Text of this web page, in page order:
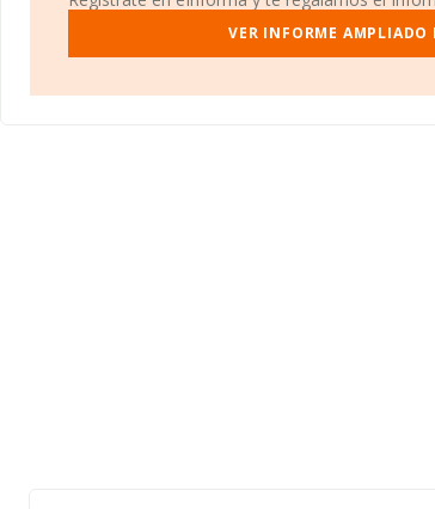
VER INFORME AMPLIADO